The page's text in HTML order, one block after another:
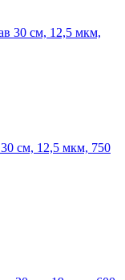
см, 12,5 мкм, 750